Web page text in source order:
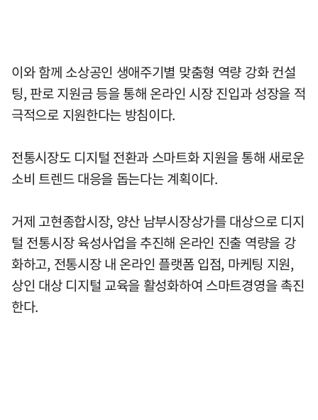
이와 함께 소상공인 생애주기별 맞춤형 역량 강화 컨설
팅, 판로 지원금 등을 통해 온라인 시장 진입과 성장을 적
극적으로 지원한다는 방침이다.
전통시장도 디지털 전환과 스마트화 지원을 통해 새로운
소비 트렌드 대응을 돕는다는 계획이다.
거제 고현종합시장, 양산 남부시장상가를 대상으로 디지
털 전통시장 육성사업을 추진해 온라인 진출 역량을 강
화하고, 전통시장 내 온라인 플랫폼 입점, 마케팅 지원,
상인 대상 디지털 교육을 활성화하여 스마트경영을 촉진
한다.